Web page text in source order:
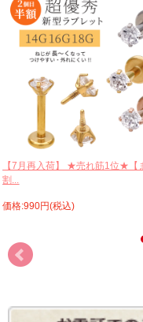
【7月再入荷】 ★売れ筋1位★【
割...
価格:990円(税込)